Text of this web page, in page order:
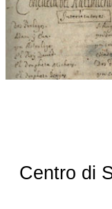
Centro di